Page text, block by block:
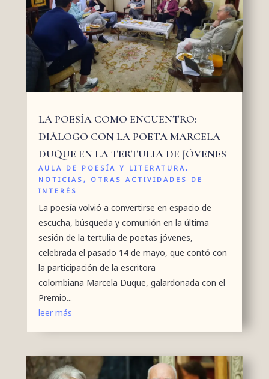
LA POESÍA COMO ENCUENTRO:
DIÁLOGO CON LA POETA MARCELA
DUQUE EN LA TERTULIA DE JÓVENES
AULA DE POESÍA Y LITERATURA,
NOTICIAS, OTRAS ACTIVIDADES DE
INTERÉS
La poesía volvió a convertirse en espacio de
escucha, búsqueda y comunión en la última
sesión de la tertulia de poetas jóvenes,
celebrada el pasado 14 de mayo, que contó con
la participación de la escritora
colombiana Marcela Duque, galardonada con el
Premio...
leer más